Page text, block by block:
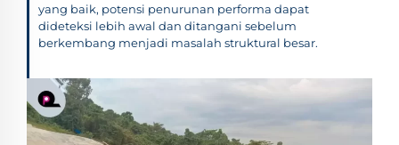
yang baik, potensi penurunan performa dapat
dideteksi lebih awal dan ditangani sebelum
berkembang menjadi masalah struktural besar.